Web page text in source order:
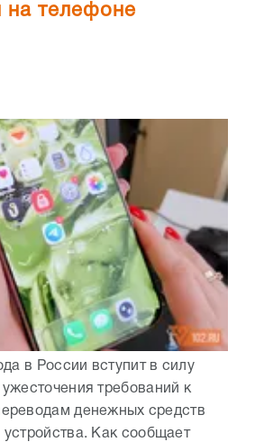
на телефоне
в России вступит в силу
требований к
денежных средств
Как сообщает